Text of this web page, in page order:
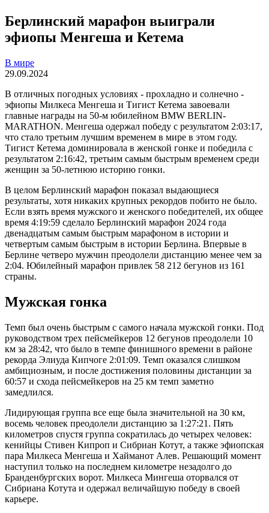
Берлинский марафон выиграли
эфиопы Менгеша и Кетема
В мире
29.09.2024
В отличных погодных условиях - прохладно и солнечно -
эфиопы Милкеса Менгеша и Тигист Кетема завоевали
главные награды на 50-м юбилейном BMW BERLIN-
MARATHON. Менгеша одержал победу с результатом 2:03:17,
что стало третьим лучшим временем в мире в этом году.
Тигист Кетема доминировала в женской гонке и победила с
результатом 2:16:42, третьим самым быстрым временем среди
женщин за 50-летнюю историю гонки.
В целом Берлинский марафон показал выдающиеся
результаты, хотя никаких крупных рекордов побито не было.
Если взять время мужского и женского победителей, их общее
время 4:19:59 сделало Берлинский марафон 2024 года
двенадцатым самым быстрым марафоном в истории и
четвертым самым быстрым в истории Берлина. Впервые в
Берлине четверо мужчин преодолели дистанцию ​​менее чем за
2:04. Юбилейный марафон привлек 58 212 бегунов из 161
страны.
Мужская гонка
Темп был очень быстрым с самого начала мужской гонки. Под
руководством трех пейсмейкеров 12 бегунов преодолели 10
км за 28:42, что было в темпе финишного времени в районе
рекорда Элиуда Кипчоге 2:01:09. Темп оказался слишком
амбициозным, и после достижения половины дистанции за
60:57 и схода пейсмейкеров на 25 км темп заметно
замедлился.
Лидирующая группа все еще была значительной на 30 км,
восемь человек преодолели дистанцию ​​за 1:27:21. Пять
километров спустя группа сократилась до четырех человек:
кенийцы Стивен Кипроп и Сибриан Котут, а также эфиопская
пара Милкеса Менгеша и Хайманот Алев. Решающий момент
наступил только на последнем километре незадолго до
Бранденбургских ворот. Милкеса Мингеша оторвался от
Сибриана Котута и одержал величайшую победу в своей
карьере.